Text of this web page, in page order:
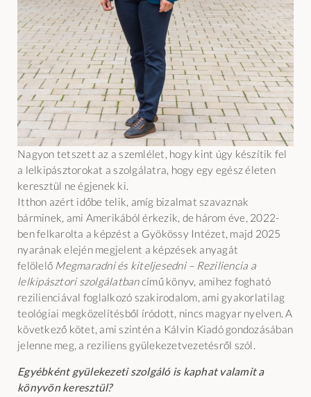
Nagyon tetszett az a szemlélet, hogy kint úgy készítik fel
a lelkipásztorokat a szolgálatra, hogy egy egész életen
keresztül ne égjenek ki.
Itthon azért időbe telik, amíg bizalmat szavaznak
bárminek, ami Amerikából érkezik, de három éve, 2022-
ben felkarolta a képzést a Gyökössy Intézet, majd 2025
nyarának elején megjelent a képzések anyagát
felölelő Megmaradni és kiteljesedni – Reziliencia a
lelkipásztori szolgálatbancímű könyv, amihez fogható
rezilienciával foglalkozó szakirodalom, ami gyakorlatilag
teológiai megközelítésből íródott, nincs magyar nyelven. A
következő kötet, ami szintén a Kálvin Kiadó gondozásában
jelenne meg, a reziliens gyülekezetvezetésről szól.
Egyébként gyülekezeti szolgáló is kaphat valamit a
könyvön keresztül?